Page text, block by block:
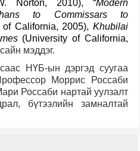
Norton, 2010), “Modern
to Commissars to
of California, 2005), Khubilai
(University of California,
мэддэг.
НҮБ-ын дэргэд суугаа
Моррис Россаби
Россаби нартай уулзалт
бүтээлийн замналтай